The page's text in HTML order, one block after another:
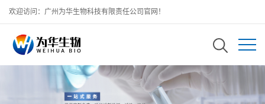
欢迎访问：广州为华生物科技有限责任公司官网！